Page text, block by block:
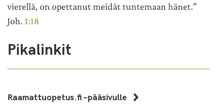
vierellä, on opettanut meidät tuntemaan hänet.”
Joh. 1:18
Pikalinkit
Raamattuopetus.fi –pääsivulle